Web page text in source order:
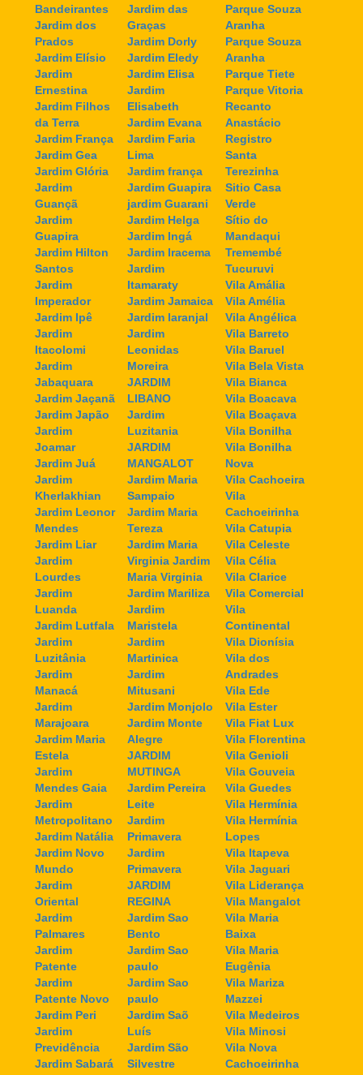
Bandeirantes
Jardim dos
Prados
Jardim Elísio
Jardim
Ernestina
Jardim Filhos
da Terra
Jardim França
Jardim Gea
Jardim Glória
Jardim
Guançã
Jardim
Guapira
Jardim Hilton
Santos
Jardim
Imperador
Jardim Ipê
Jardim
Itacolomi
Jardim
Jabaquara
Jardim Jaçanã
Jardim Japão
Jardim
Joamar
Jardim Juá
Jardim
Kherlakhian
Jardim Leonor
Mendes
Jardim Liar
Jardim
Lourdes
Jardim
Luanda
Jardim Lutfala
Jardim
Luzitânia
Jardim
Manacá
Jardim
Marajoara
Jardim Maria
Estela
Jardim
Mendes Gaia
Jardim
Metropolitano
Jardim Natália
Jardim Novo
Mundo
Jardim
Oriental
Jardim
Palmares
Jardim
Patente
Jardim
Patente Novo
Jardim Peri
Jardim
Previdência
Jardim Sabará
Jardim das
Graças
Jardim Dorly
Jardim Eledy
Jardim Elisa
Jardim
Elisabeth
Jardim Evana
Jardim Faria
Lima
Jardim frança
Jardim Guapira
jardim Guarani
Jardim Helga
Jardim Ingá
Jardim Iracema
Jardim
Itamaraty
Jardim Jamaica
Jardim laranjal
Jardim
Leonidas
Moreira
JARDIM
LIBANO
Jardim
Luzitania
JARDIM
MANGALOT
Jardim Maria
Sampaio
Jardim Maria
Tereza
Jardim Maria
Virginia Jardim
Maria Virginia
Jardim Mariliza
Jardim
Maristela
Jardim
Martinica
Jardim
Mitusani
Jardim Monjolo
Jardim Monte
Alegre
JARDIM
MUTINGA
Jardim Pereira
Leite
Jardim
Primavera
Jardim
Primavera
JARDIM
REGINA
Jardim Sao
Bento
Jardim Sao
paulo
Jardim Sao
paulo
Jardim Saõ
Luís
Jardim São
Silvestre
Parque Souza
Aranha
Parque Souza
Aranha
Parque Tiete
Parque Vitoria
Recanto
Anastácio
Registro
Santa
Terezinha
Sitio Casa
Verde
Sítio do
Mandaqui
Tremembé
Tucuruvi
Vila Amália
Vila Amélia
Vila Angélica
Vila Barreto
Vila Baruel
Vila Bela Vista
Vila Bianca
Vila Boacava
Vila Boaçava
Vila Bonilha
Vila Bonilha
Nova
Vila Cachoeira
Vila
Cachoeirinha
Vila Catupia
Vila Celeste
Vila Célia
Vila Clarice
Vila Comercial
Vila
Continental
Vila Dionísia
Vila dos
Andrades
Vila Ede
Vila Ester
Vila Fiat Lux
Vila Florentina
Vila Genioli
Vila Gouveia
Vila Guedes
Vila Hermínia
Vila Hermínia
Lopes
Vila Itapeva
Vila Jaguari
Vila Liderança
Vila Mangalot
Vila Maria
Baixa
Vila Maria
Eugênia
Vila Mariza
Mazzei
Vila Medeiros
Vila Minosi
Vila Nova
Cachoeirinha